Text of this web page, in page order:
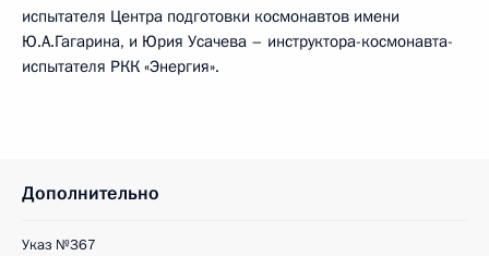
испытателя Центра подготовки космонавтов имени
Ю.А.Гагарина, и Юрия Усачева – инструктора-космонавта-
испытателя РКК «Энергия».
Дополнительно
Указ №367